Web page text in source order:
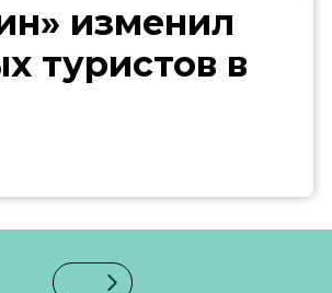
изменил
туристов в